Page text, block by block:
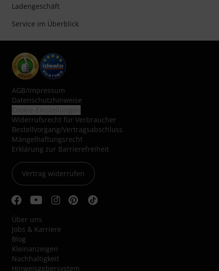
Ladengeschäft
Service im Überblick
AGB/Impressum
Datenschutzhinweise
Widerrufsrecht für Verbraucher
Bestellvorgang/Vertragsabschluss
Mängelhaftungsrecht
Erklärung zur Barrierefreiheit
Vertrag widerrufen
Über uns
Jobs & Karriere
Blog
Kleinanzeigen
Nachhaltigkeit
Hinweisgebersystem